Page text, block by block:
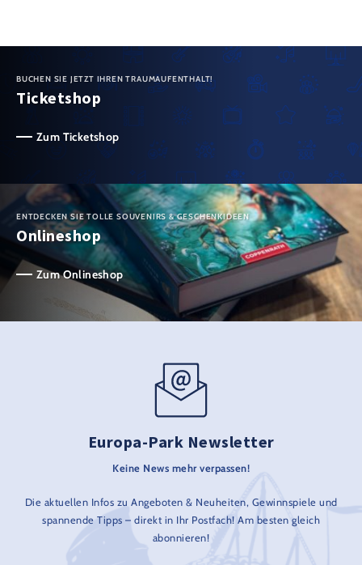
BUCHEN SIE JETZT IHREN TRAUMAUFENTHALT!
Ticketshop
Zum Ticketshop
ENTDECKEN SIE TOLLE SOUVENIRS & GESCHENKIDEEN
Onlineshop
Zum Onlineshop
Europa-Park Newsletter
Keine News mehr verpassen!
Die aktuellen Infos zu Angeboten & Neuheiten, Gewinnspiele und
spannende Tipps – direkt in Ihr Postfach! Am besten gleich
abonnieren!